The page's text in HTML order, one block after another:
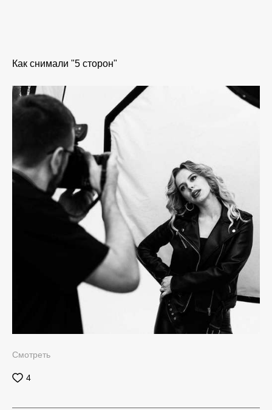
Как снимали "5 сторон"
Смотреть
4